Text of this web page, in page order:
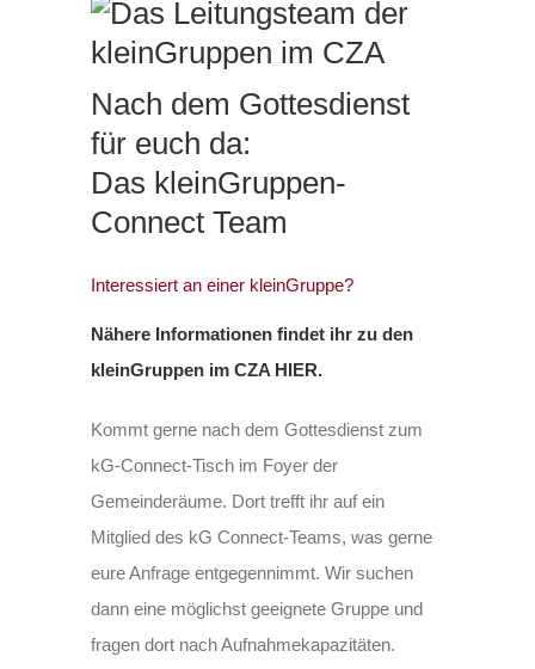
Nach dem Gottesdienst
für euch da:
Das kleinGruppen-
Connect Team
Interessiert an einer kleinGruppe?
Nähere Informationen findet ihr zu den
kleinGruppen im CZA HIER.
Kommt gerne nach dem Gottesdienst zum
kG-Connect-Tisch im Foyer der
Gemeinderäume. Dort trefft ihr auf ein
Mitglied des kG Connect-Teams, was gerne
eure Anfrage entgegennimmt. Wir suchen
dann eine möglichst geeignete Gruppe und
fragen dort nach Aufnahmekapazitäten.